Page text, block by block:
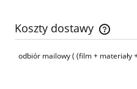
Koszty dostawy
Cena nie zawiera
odbiór mailowy( (film + materiały